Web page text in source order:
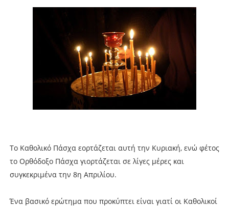
Το Καθολικό Πάσχα εορτάζεται αυτή την Κυριακή, ενώ φέτος
το Ορθόδοξο Πάσχα γιορτάζεται σε λίγες μέρες και
συγκεκριμένα την 8η Απριλίου.
Ένα βασικό ερώτημα που προκύπτει είναι γιατί οι Καθολικοί